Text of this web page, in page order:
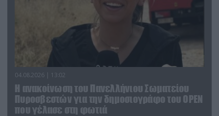
04.08.2026 | 13:02
Η ανακοίνωση του Πανελλήνιου Σωματείου
Πυροσβεστών για την δημοσιογράφο του OPEN
που γέλασε στη φωτιά